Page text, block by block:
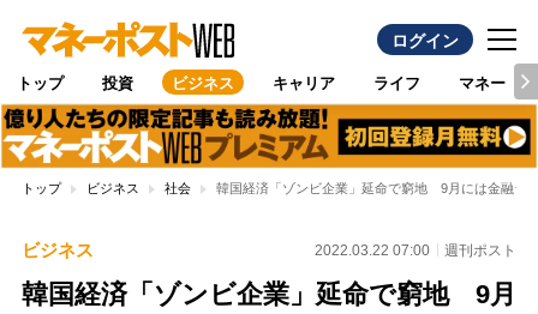
ログイン
トップ 投資 ビジネス キャリア ライフ マネー
トップ ビジネス 社会 韓国経済「ゾンビ企業」延命で窮地 9月には金融シ
ビジネス 2022.03.22 07:00 週刊ポスト
韓国経済「ゾンビ企業」延命で窮地 9月